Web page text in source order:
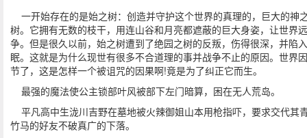
一开始存在的是始之树：创造并守护这个世界的真理的，巨大的神
树。它拥有无数的枝干，用连山谷和月亮都遮蔽的巨大身姿，让世界
争。但是很久以前，始之树遭到了绝园之树的反叛，伤得很深，并陷
眠。这就是为什么现世有很多不合道理的事并战争不止的原因。世界
节了，这是怎样一个被诅咒的因果啊!竟是为了纠正它而生。
最强的魔法使公主锁部叶风被部下左门暗算，困在无人荒岛。
平凡高中生泷川吉野在墓地被火辣御姐山本用枪指吓，要求交代其
竹马的好友不破真广的下落。